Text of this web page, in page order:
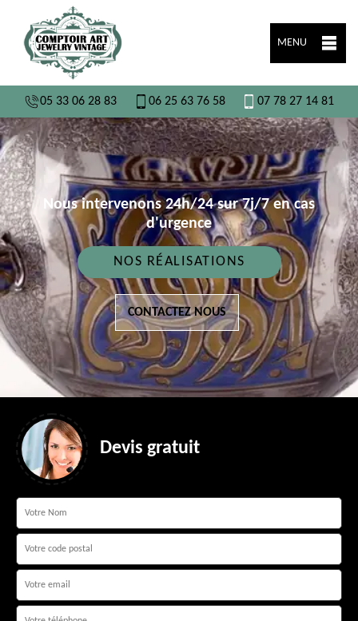
MENU
05 33 06 28 83 06 25 63 76 58 07 78 27 14 81
Nous intervenons 24h/24 sur 7j/7 en cas
d'urgence
NOS RÉALISATIONS
CONTACTEZ NOUS
Devis gratuit